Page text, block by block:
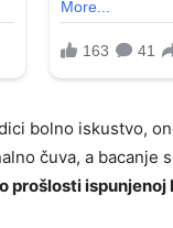
bolno iskustvo,
čuva, a bacanje
prošlosti ispunjenoj